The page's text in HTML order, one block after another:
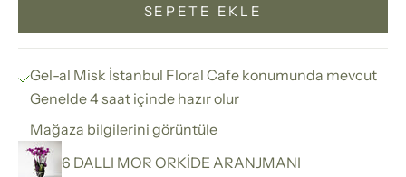
SEPETE EKLE
Gel-al Misk İstanbul Floral Cafe konumunda mevcut
Genelde 4 saat içinde hazır olur
Mağaza bilgilerini görüntüle
6 DALLI MOR ORKİDE ARANJMANI